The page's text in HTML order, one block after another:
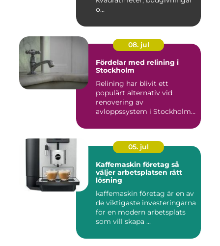
o...
08. jul
Fördelar med relining i
Stockholm
Relining har blivit ett
populärt alternativ vid
renovering av
avloppssystem i Stockholm.
05. jul
Kaffemaskin företag så
väljer arbetsplatsen rätt
lösning
kaffemaskin företag är en av
de viktigaste investeringarna
för en modern arbetsplats
som vill skapa ...